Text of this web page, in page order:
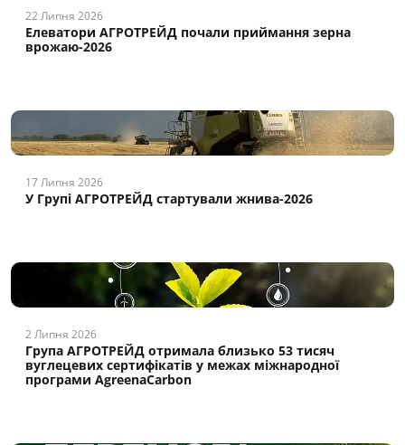
22 Липня 2026
Елеватори АГРОТРЕЙД почали приймання зерна
врожаю-2026
17 Липня 2026
У Групі АГРОТРЕЙД стартували жнива-2026
2 Липня 2026
Група АГРОТРЕЙД отримала близько 53 тисяч
вуглецевих сертифікатів у межах міжнародної
програми AgreenaCarbon